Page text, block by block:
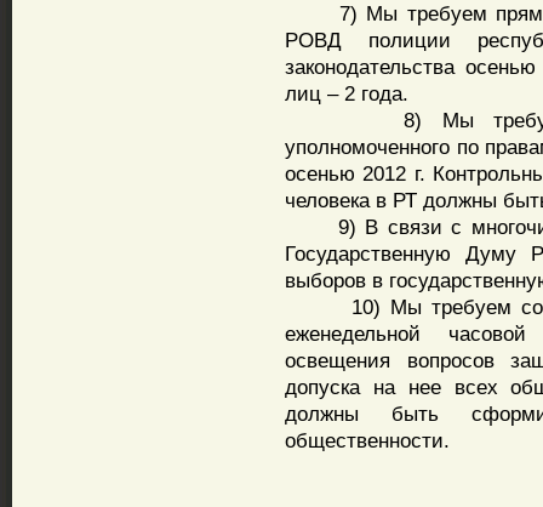
7) Мы требуем прямых
РОВД полиции
законодательства
лиц – 2 года.
8) Мы требуем
уполномоченного по
осенью 2012 г.
человека в РТ должны
9) В связи с
Государственную Думу
выборов в
10) Мы требуем
еженедельной
освещения вопросов
допуска на нее всех
должны быть
общественности.